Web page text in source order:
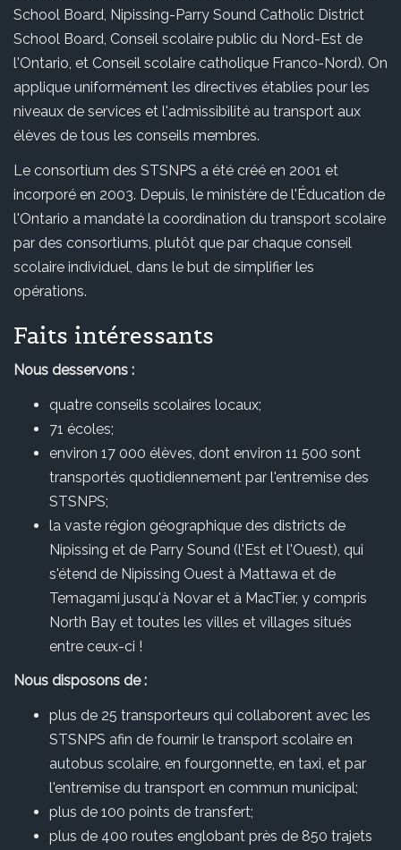
School Board, Nipissing-Parry Sound Catholic District
School Board, Conseil scolaire public du Nord-Est de
l'Ontario, et Conseil scolaire catholique Franco-Nord). On
applique uniformément les directives établies pour les
niveaux de services et l'admissibilité au transport aux
élèves de tous les conseils membres.
Le consortium des STSNPS a été créé en 2001 et
incorporé en 2003. Depuis, le ministère de l'Éducation de
l'Ontario a mandaté la coordination du transport scolaire
par des consortiums, plutôt que par chaque conseil
scolaire individuel, dans le but de simplifier les
opérations.
Faits intéressants
Nous desservons :
quatre conseils scolaires locaux;
71 écoles;
environ 17 000 élèves, dont environ 11 500 sont
transportés quotidiennement par l'entremise des
STSNPS;
la vaste région géographique des districts de
Nipissing et de Parry Sound (l'Est et l'Ouest), qui
s'étend de Nipissing Ouest à Mattawa et de
Temagami jusqu'à Novar et à MacTier, y compris
North Bay et toutes les villes et villages situés
entre ceux-ci !
Nous disposons de :
plus de 25 transporteurs qui collaborent avec les
STSNPS afin de fournir le transport scolaire en
autobus scolaire, en fourgonnette, en taxi, et par
l'entremise du transport en commun municipal;
plus de 100 points de transfert;
plus de 400 routes englobant près de 850 trajets